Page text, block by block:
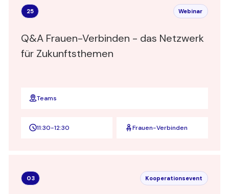
25 Webinar
Q&A Frauen-Verbinden - das Netzwerk
für Zukunftsthemen
Teams
11:30-12:30 Frauen-Verbinden
03 Kooperationsevent